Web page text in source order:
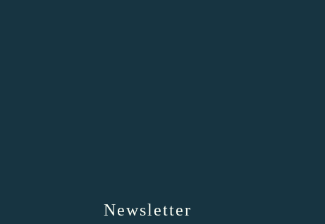
Newsletter